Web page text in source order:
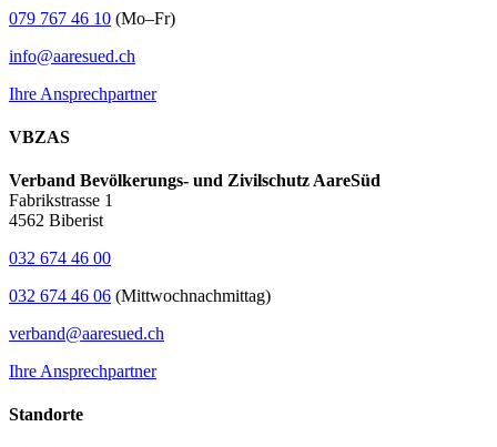
079 767 46 10 (Mo–Fr)
info@aaresued.ch
Ihre Ansprechpartner
VBZAS
Verband Bevölkerungs- und Zivilschutz AareSüd
Fabrikstrasse 1
4562 Biberist
032 674 46 00
032 674 46 06 (Mittwochnachmittag)
verband@aaresued.ch
Ihre Ansprechpartner
Standorte